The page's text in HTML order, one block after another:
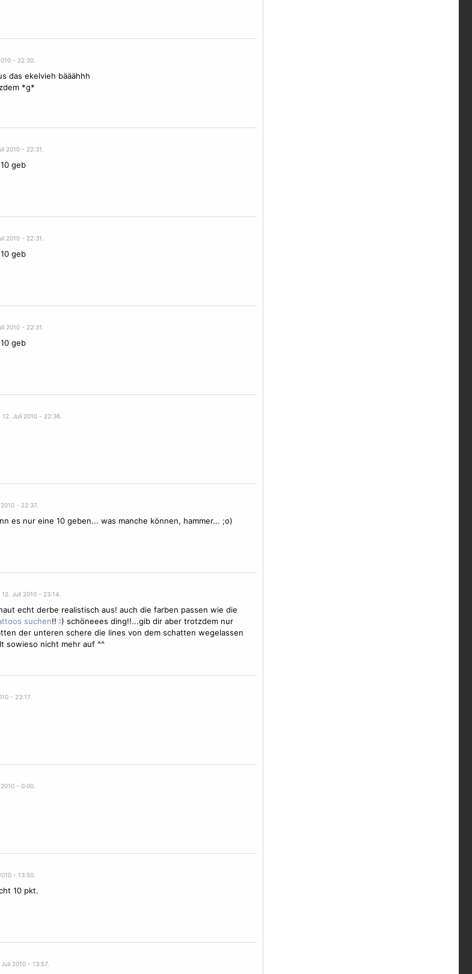
- 22:30.
das ekelvieh bääähhh
*g*
2010 - 22:31.
geb
2010 - 22:31.
geb
2010 - 22:31.
geb
Juli 2010 - 22:36.
- 22:37.
es nur eine 10 geben... was manche können, hammer... ;o)
12. Juli 2010 - 23:14.
echt derbe realistisch aus! auch die farben passen wie die
!! :) schöneees ding!!...gib dir aber trotzdem nur
der unteren schere die lines von dem schatten wegelassen
sowieso nicht mehr auf ^^
- 23:17.
- 0:00.
- 13:50.
10 pkt.
2010 - 13:57.